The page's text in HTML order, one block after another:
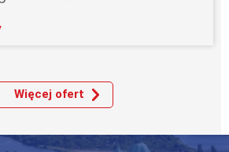
Więcej ofert